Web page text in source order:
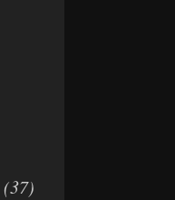
(37)